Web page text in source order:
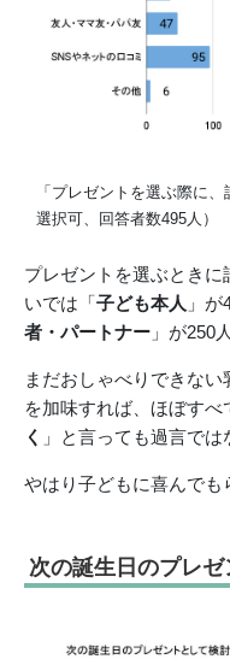
「プレゼントを選ぶ際に
選択可、回答者数495人）
プレゼントを選ぶとき
いでは「子ども本人 」
者・パートナー 」が250
まだおしゃべりできな
を加味すれば、ほぼすべ
く 」と言っても過言では
やはり子どもに喜んでも
次の誕生日のプレゼ